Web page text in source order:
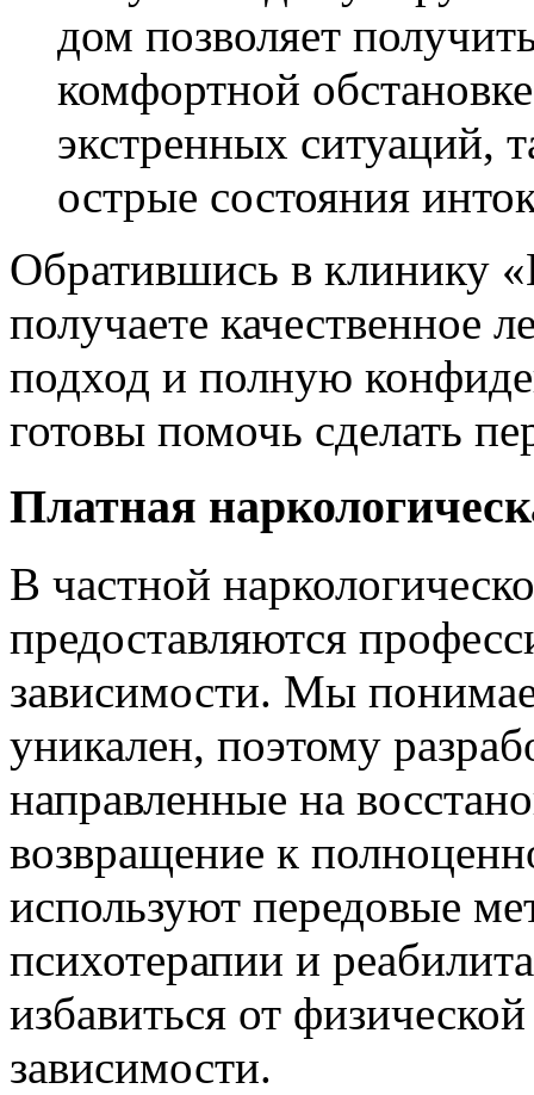
дом позволяет
комфортной
экстренных ситуаций,
острые состояния
Обратившись в клинику
получаете качественное
подход и полную
готовы помочь сделать
Платная
В частной
предоставляются
зависимости. Мы
уникален, поэтому
направленные на
возвращение к
используют передовые
психотерапии и
избавиться от
зависимости.